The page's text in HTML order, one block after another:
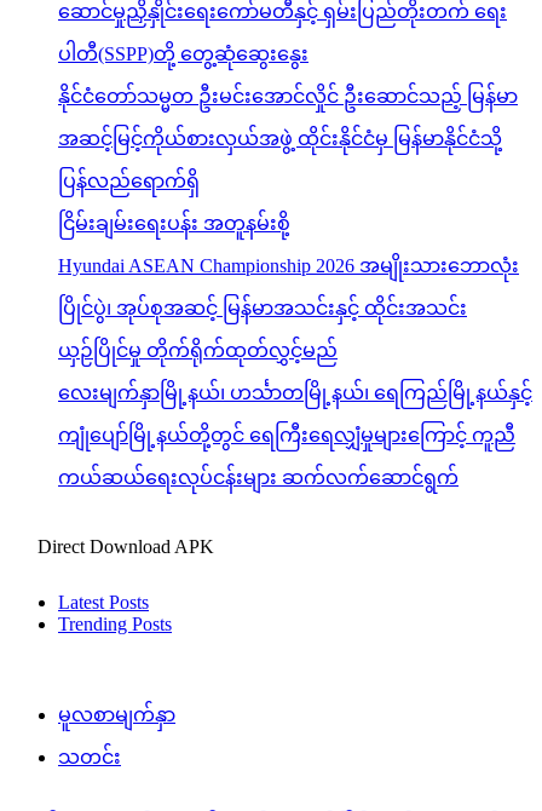
ဆောင်မှုညှိနှိုင်းရေးကော်မတီနှင့် ရှမ်းပြည်တိုးတက် ရေး
ပါတီ(SSPP)တို့ တွေ့ဆုံဆွေးနွေး
နိုင်ငံတော်သမ္မတ ဦးမင်းအောင်လှိုင် ဦးဆောင်သည့် မြန်မာ
အဆင့်မြင့်ကိုယ်စားလှယ်အဖွဲ့ ထိုင်းနိုင်ငံမှ မြန်မာနိုင်ငံသို့
ပြန်လည်ရောက်ရှိ
ငြိမ်းချမ်းရေးပန်း အတူနမ်းစို့
Hyundai ASEAN Championship 2026 အမျိုးသားဘောလုံး
ပြိုင်ပွဲ၊ အုပ်စုအဆင့် မြန်မာအသင်းနှင့် ထိုင်းအသင်း
ယှဉ်ပြိုင်မှု တိုက်ရိုက်ထုတ်လွှင့်မည်
လေးမျက်နှာမြို့နယ်၊ ဟင်္သာတမြို့နယ်၊ ရေကြည်မြို့နယ်နှင့်
ကျုံပျော်မြို့နယ်တို့တွင် ရေကြီးရေလျှံမှုများကြောင့် ကူညီ
ကယ်ဆယ်ရေးလုပ်ငန်းများ ဆက်လက်ဆောင်ရွက်
Direct Download APK
Latest Posts
Trending Posts
မူလစာမျက်နှာ
သတင်း